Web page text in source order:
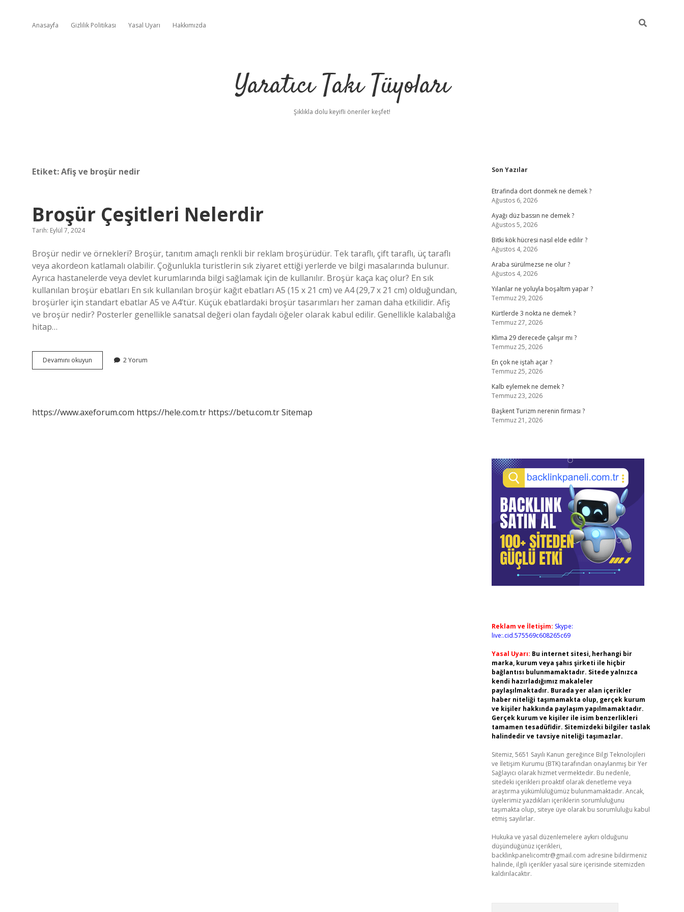
Anasayfa Gizlilik Politikası Yasal Uyarı Hakkımızda
Yaratıcı Takı Tüyoları
Şıklıkla dolu keyifli öneriler keşfet!
Etiket:Afiş ve broşür nedir
Broşür Çeşitleri Nelerdir
Tarih: Eylül 7, 2024
Broşür nedir ve örnekleri? Broşür, tanıtım amaçlı renkli bir reklam broşürüdür. Tek taraflı, çift taraflı, üç taraflı
veya akordeon katlamalı olabilir. Çoğunlukla turistlerin sık ziyaret ettiği yerlerde ve bilgi masalarında bulunur.
Ayrıca hastanelerde veya devlet kurumlarında bilgi sağlamak için de kullanılır. Broşür kaça kaç olur? En sık
kullanılan broşür ebatları En sık kullanılan broşür kağıt ebatları A5 (15 x 21 cm) ve A4 (29,7 x 21 cm) olduğundan,
broşürler için standart ebatlar A5 ve A4’tür. Küçük ebatlardaki broşür tasarımları her zaman daha etkilidir. Afiş
ve broşür nedir? Posterler genellikle sanatsal değeri olan faydalı öğeler olarak kabul edilir. Genellikle kalabalığa
hitap…
Devamını okuyun
Çeşitleri
2 Yorum
https://www.axeforum.com https://hele.com.tr https://betu.com.trSitemap
Sidebar
Son Yazılar
Etrafinda dort donmek ne demek ?
Ağustos 6, 2026
Ayağı düz bassın ne demek ?
Ağustos 5, 2026
Bitki kök hücresi nasıl elde edilir ?
Ağustos 4, 2026
Araba sürülmezse ne olur ?
Ağustos 4, 2026
Yılanlar ne yoluyla boşaltım yapar ?
Temmuz 29, 2026
Kürtlerde 3 nokta ne demek ?
Temmuz 27, 2026
Klima 29 derecede çalışır mı ?
Temmuz 25, 2026
En çok ne iştah açar ?
Temmuz 25, 2026
Kalb eylemek ne demek ?
Temmuz 23, 2026
Başkent Turizm nerenin firması ?
Temmuz 21, 2026
Reklam ve İletişim: Skype:
live:.cid.575569c608265c69
Yasal Uyarı: Bu internet sitesi, herhangi bir
marka, kurum veya şahıs şirketi ile hiçbir
bağlantısı bulunmamaktadır. Sitede yalnızca
kendi hazırladığımız makaleler
paylaşılmaktadır. Burada yer alan içerikler
haber niteliği taşımamakta olup, gerçek kurum
ve kişiler hakkında paylaşım yapılmamaktadır.
Gerçek kurum ve kişiler ile isim benzerlikleri
tamamen tesadüfidir. Sitemizdeki bilgiler taslak
halindedir ve tavsiye niteliği taşımazlar.
Sitemiz, 5651 Sayılı Kanun gereğince Bilgi Teknolojileri
ve İletişim Kurumu (BTK) tarafından onaylanmış bir Yer
Sağlayıcı olarak hizmet vermektedir. Bu nedenle,
sitedeki içerikleri proaktif olarak denetleme veya
araştırma yükümlülüğümüz bulunmamaktadır. Ancak,
üyelerimiz yazdıkları içeriklerin sorumluluğunu
taşımakta olup, siteye üye olarak bu sorumluluğu kabul
etmiş sayılırlar.
Hukuka ve yasal düzenlemelere aykırı olduğunu
düşündüğünüz içerikleri,
backlinkpanelicomtr@gmail.com adresine bildirmeniz
halinde, ilgili içerikler yasal süre içerisinde sitemizden
kaldırılacaktır.